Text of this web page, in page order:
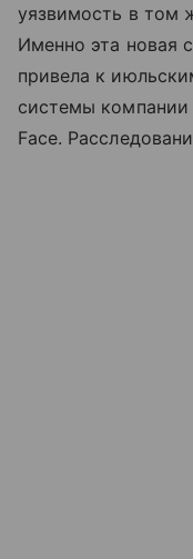
уязвимость в том
Именно эта новая
привела к
системы компании
Face.